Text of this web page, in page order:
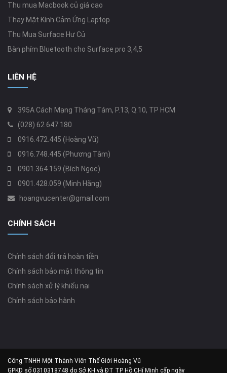
Thu mua Macbook củ giá cao
Thay Mặt Kính Cảm Ứng Laptop
Thu Mua Surface Hư Củ
Bàn phím Bluetooth cho Surface pro 3,4,5
LIÊN HỆ
395A Cách Mạng Tháng Tám, P.13, Q.10, TP HCM
(028) 62 647 180
0916.472.445 (Hoàng Vũ)
0916.748.445 (Phương Tâm)
0901.364.159 (Bích Ngọc)
0901.428.059 (Minh Hằng)
hoangvucenter@gmail.com
CHÍNH SÁCH
Chính sách đổi trả hoàn tiền
Chính sách bảo mật thông tin
Chính sách xử lý khiếu nại
Chính sách bảo hành
Công TNHH Một Thành Viên Thế Giới Hoàng Vũ
GPKD số 0310318748 do Sở KH và ĐT TP Hồ CHí Minh cấp ngày